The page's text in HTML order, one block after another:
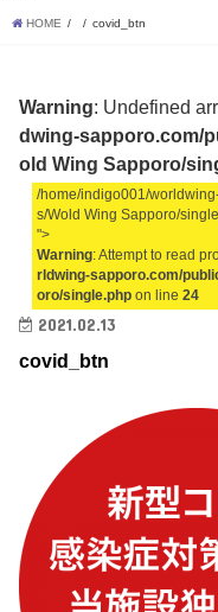
HOME covid_btn
Warning: Undefined
dwing-sapporo.com/
old Wing Sapporo/
/home/indigo001/
s/Wold Wing Sapporo/
">
Warning: Attempt to read
rldwing-sapporo.com/
oro/single.php on line24
2021.02.13
covid_btn